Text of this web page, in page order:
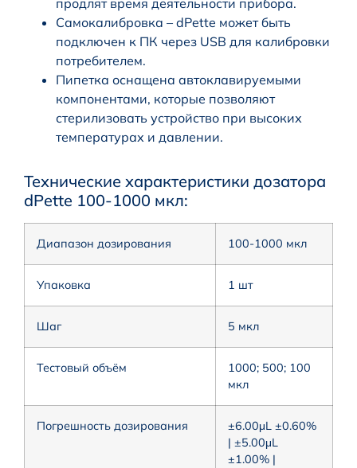
продлят время деятельности прибора.
Самокалибровка – dPette может быть
подключен к ПК через USB для калибровки
потребителем.
Пипетка оснащена автоклавируемыми
компонентами, которые позволяют
стерилизовать устройство при высоких
температурах и давлении.
Технические характеристики дозатора
dPette 100-1000 мкл:
Диапазон дозирования 100-1000 мкл
Упаковка 1 шт
Шаг 5 мкл
Тестовый объём
1000; 500; 100
мкл
Погрешность дозирования
±6.00μL ±0.60%
| ±5.00μL
±1.00% |